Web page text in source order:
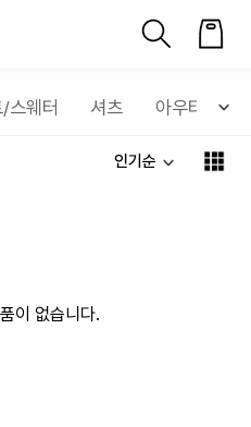
스웨터 셔츠 아우터
인기순
이 없습니다.